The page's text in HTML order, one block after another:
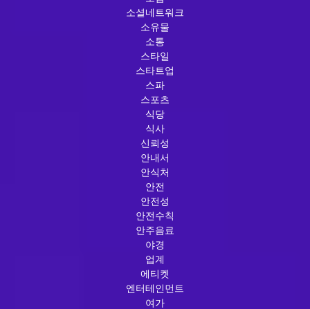
소셜네트워크
소유물
소통
스타일
스타트업
스파
스포츠
식당
식사
신뢰성
안내서
안식처
안전
안전성
안전수칙
안주음료
야경
업계
에티켓
엔터테인먼트
여가